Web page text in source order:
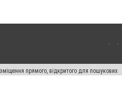
прямого, відкритого для пошукових